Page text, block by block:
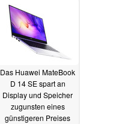
Das Huawei MateBook
D 14 SE spart an
Display und Speicher
zugunsten eines
günstigeren Preises